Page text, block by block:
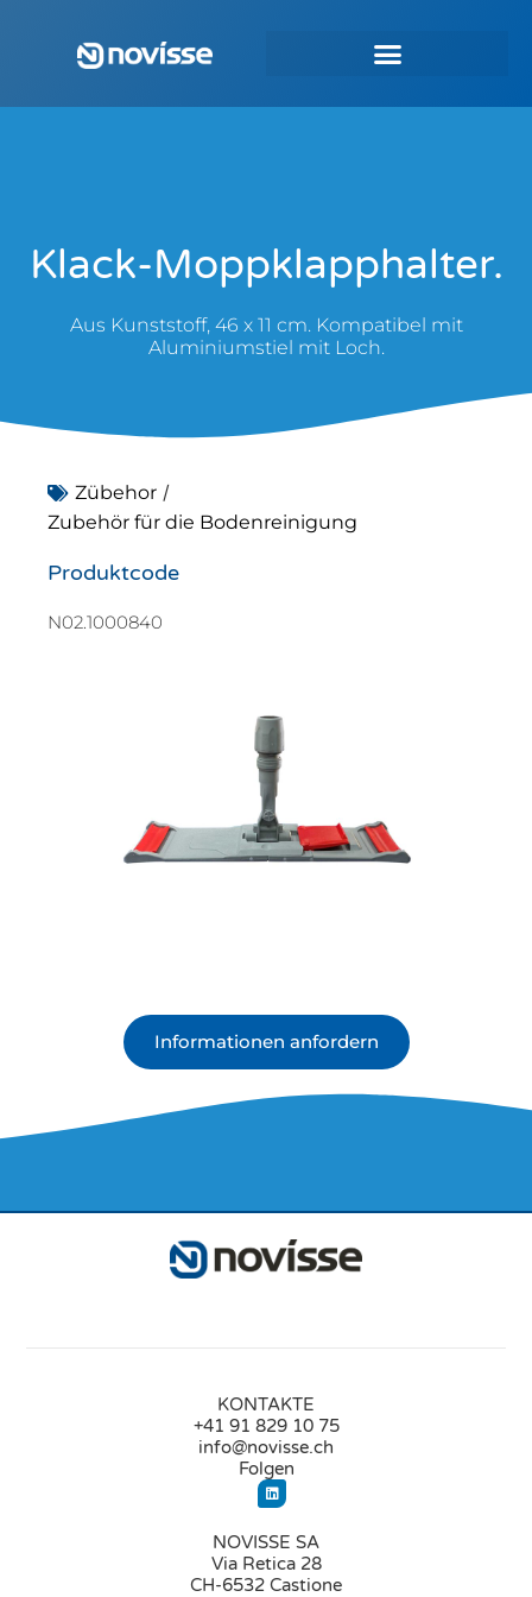
Klack-Moppklapphalter.
Aus Kunststoff, 46 x 11 cm. Kompatibel mit
Aluminiumstiel mit Loch.
Zübehor /
Zubehör für die Bodenreinigung
Produktcode
N02.1000840
Informationen anfordern
KONTAKTE
+41 91 829 10 75
info@novisse.ch
Folgen
NOVISSE SA
Via Retica 28
CH-6532 Castione